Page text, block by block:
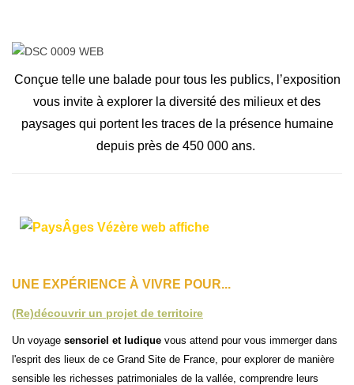
Conçue telle une balade pour tous les publics, l’exposition
vous invite à explorer la diversité des milieux et des
paysages qui portent les traces de la présence humaine
depuis près de 450 000 ans.
UNE EXPÉRIENCE À VIVRE POUR...
(Re)découvrir un projet de territoire
Un voyage sensoriel et ludique vous attend pour vous immerger dans
l'esprit des lieux de ce Grand Site de France, pour explorer de manière
sensible les richesses patrimoniales de la vallée, comprendre leurs